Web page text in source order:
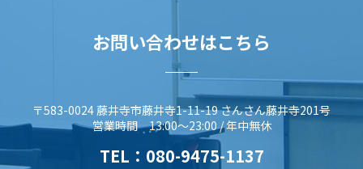
お問い合わせはこちら
〒583-0024 藤井寺市藤井寺1-11-19 さんさん藤井寺201号
営業時間 13:00～23:00 / 年中無休
TEL： 080-9475-1137